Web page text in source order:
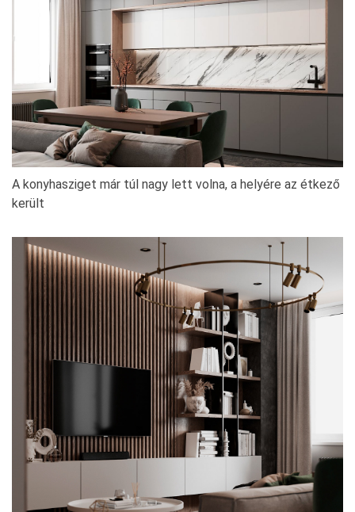
A konyhasziget már túl nagy lett volna, a helyére az étkező
került